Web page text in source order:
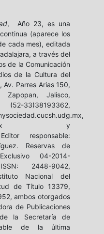
, Año 23, es una
(aparece los
cada mes), editada
a través del
de la Comunicación
de la Cultura del
Av. Parres Arias 150,
Zapopan, Jalisco,
33)38193362,
y
responsable:
Reservas de
04-2014-
2448-9042,
Nacional del
de Título 13379,
ambos otorgados
de Publicaciones
la Secretaría de
de la última